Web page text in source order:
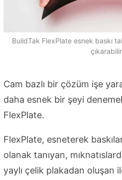
BuildTak FlexPlate esnek baskı
Cam bazlı bir çözüm işe
daha esnek bir şeyi
FlexPlate.
FlexPlate, esneterek
olanak tanıyan,
yaylı çelik plakadan oluşan